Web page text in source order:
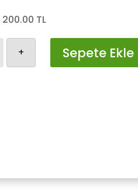
350.00 TL.
200.00
200.00 TL
+ Sepete Ekle